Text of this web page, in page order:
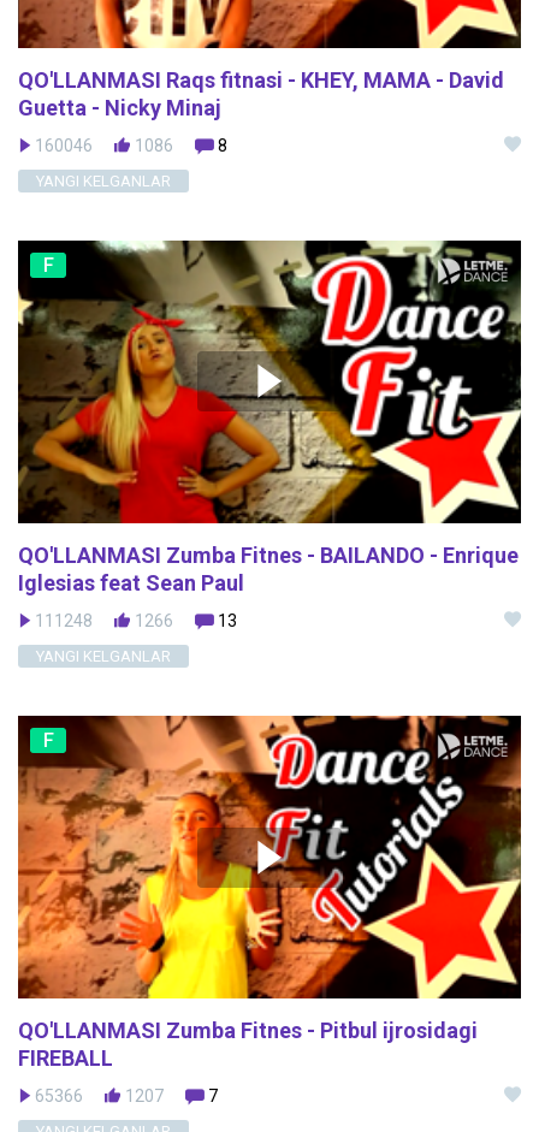
QO'LLANMASI Raqs fitnasi - KHEY, MAMA - David
Guetta - Nicky Minaj
160046 1086 8
YANGI KELGANLAR
F
QO'LLANMASI Zumba Fitnes - BAILANDO - Enrique
Iglesias feat Sean Paul
111248 1266 13
YANGI KELGANLAR
F
QO'LLANMASI Zumba Fitnes - Pitbul ijrosidagi
FIREBALL
65366 1207 7